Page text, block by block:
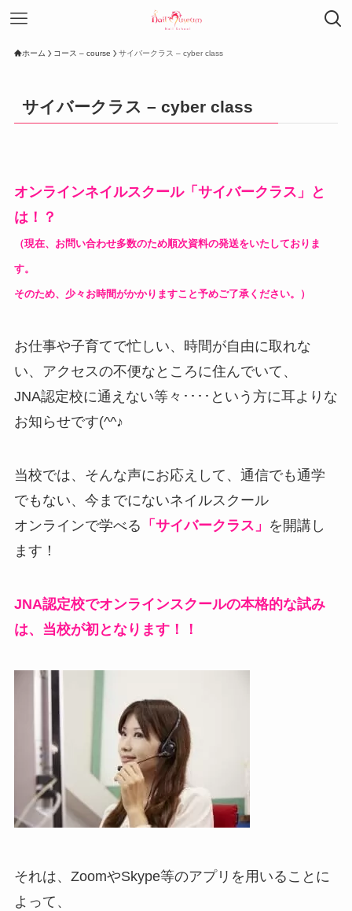
ホーム コース – course サイバークラス – cyber class
サイバークラス – cyber class
オンラインネイルスクール「サイバークラス」と
は！？
（現在、お問い合わせ多数のため順次資料の発送をいたしておりま
す。
そのため、少々お時間がかかりますこと予めご了承ください。）
お仕事や子育てで忙しい、時間が自由に取れな
い、アクセスの不便なところに住んでいて、
JNA認定校に通えない等々････という方に耳よりな
お知らせです(^^♪
当校では、そんな声にお応えして、通信でも通学
でもない、今までにないネイルスクール
オンラインで学べる 「サイバークラス」 を開講し
ます！
JNA認定校でオンラインスクールの本格的な試み
は、当校が初となります！！
それは、ZoomやSkype等のアプリを用いることに
よって、